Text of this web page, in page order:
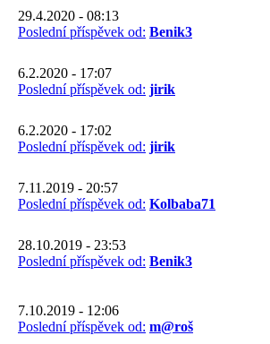
29.4.2020 - 08:13
Poslední příspěvek od: Benik3
6.2.2020 - 17:07
Poslední příspěvek od: jirik
6.2.2020 - 17:02
Poslední příspěvek od: jirik
7.11.2019 - 20:57
Poslední příspěvek od: Kolbaba71
28.10.2019 - 23:53
Poslední příspěvek od: Benik3
7.10.2019 - 12:06
Poslední příspěvek od: m@roš